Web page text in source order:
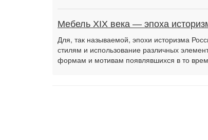
Мебель XIX века — эпоха
Для, так называемой, эпохи историзма
стилям и использование различных
формам и мотивам появлявшихся в то